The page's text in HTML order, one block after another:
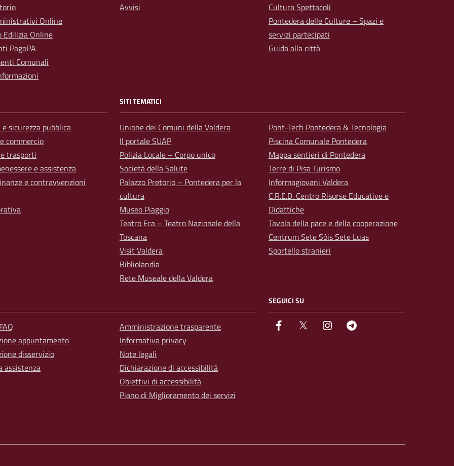
Online
Edilizia Online
PagoPA
Comunali
Avvisi
Cultura Spettacoli
Pontedera delle Culture – Spazi e
servizi partecipati
Guida alla città
sicurezza pubblica
commercio
trasporti
e assistenza
e contravvenzioni
SITI TEMATICI
Unione dei Comuni della Valdera
Il portale SUAP
Polizia Locale – Corpo unico
Società della Salute
Palazzo Pretorio – Pontedera per la
cultura
Museo Piaggio
Teatro Era – Teatro Nazionale della
Toscana
Visit Valdera
Bibliolandia
Rete Museale della Valdera
Pont-Tech Pontedera & Tecnologia
Piscina Comunale Pontedera
Mappa sentieri di Pontedera
Terre di Pisa Turismo
Informagiovani Valdera
C.R.E.D. Centro Risorse Educative e
Didattiche
Tavola della pace e della cooperazione
Centrum Sete Sóis Sete Luas
Sportello stranieri
appuntamento
disservizio
assistenza
Amministrazione trasparente
Informativa privacy
Note legali
Dichiarazione di accessibilità
Obiettivi di accessibilità
Piano di Miglioramento dei servizi
SEGUICI SU
facebook Twitter instagram